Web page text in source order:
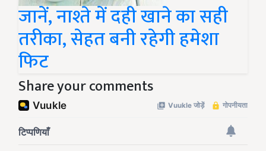
जानें, नाश्ते में दही खाने का सही
तरीका, सेहत बनी रहेगी हमेशा
फिट
Share your comments